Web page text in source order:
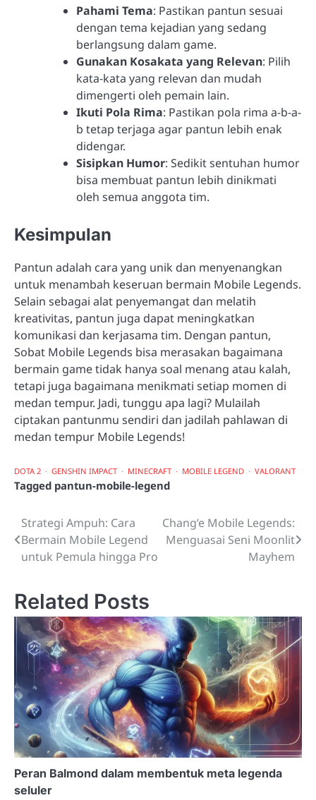
Pahami Tema: Pastikan pantun sesuai
dengan tema kejadian yang sedang
berlangsung dalam game.
Gunakan Kosakata yang Relevan: Pilih
kata-kata yang relevan dan mudah
dimengerti oleh pemain lain.
Ikuti Pola Rima: Pastikan pola rima a-b-a-
b tetap terjaga agar pantun lebih enak
didengar.
Sisipkan Humor: Sedikit sentuhan humor
bisa membuat pantun lebih dinikmati
oleh semua anggota tim.
Kesimpulan
Pantun adalah cara yang unik dan menyenangkan
untuk menambah keseruan bermain Mobile Legends.
Selain sebagai alat penyemangat dan melatih
kreativitas, pantun juga dapat meningkatkan
komunikasi dan kerjasama tim. Dengan pantun,
Sobat Mobile Legends bisa merasakan bagaimana
bermain game tidak hanya soal menang atau kalah,
tetapi juga bagaimana menikmati setiap momen di
medan tempur. Jadi, tunggu apa lagi? Mulailah
ciptakan pantunmu sendiri dan jadilah pahlawan di
medan tempur Mobile Legends!
DOTA 2 GENSHIN IMPACT MINECRAFT MOBILE LEGEND VALORANT
Tagged pantun-mobile-legend
Post
navigation
Strategi Ampuh: Cara
Bermain Mobile Legend
untuk Pemula hingga Pro
Chang’e Mobile Legends:
Menguasai Seni Moonlit
Mayhem
Related Posts
Peran Balmond dalam membentuk meta legenda
seluler